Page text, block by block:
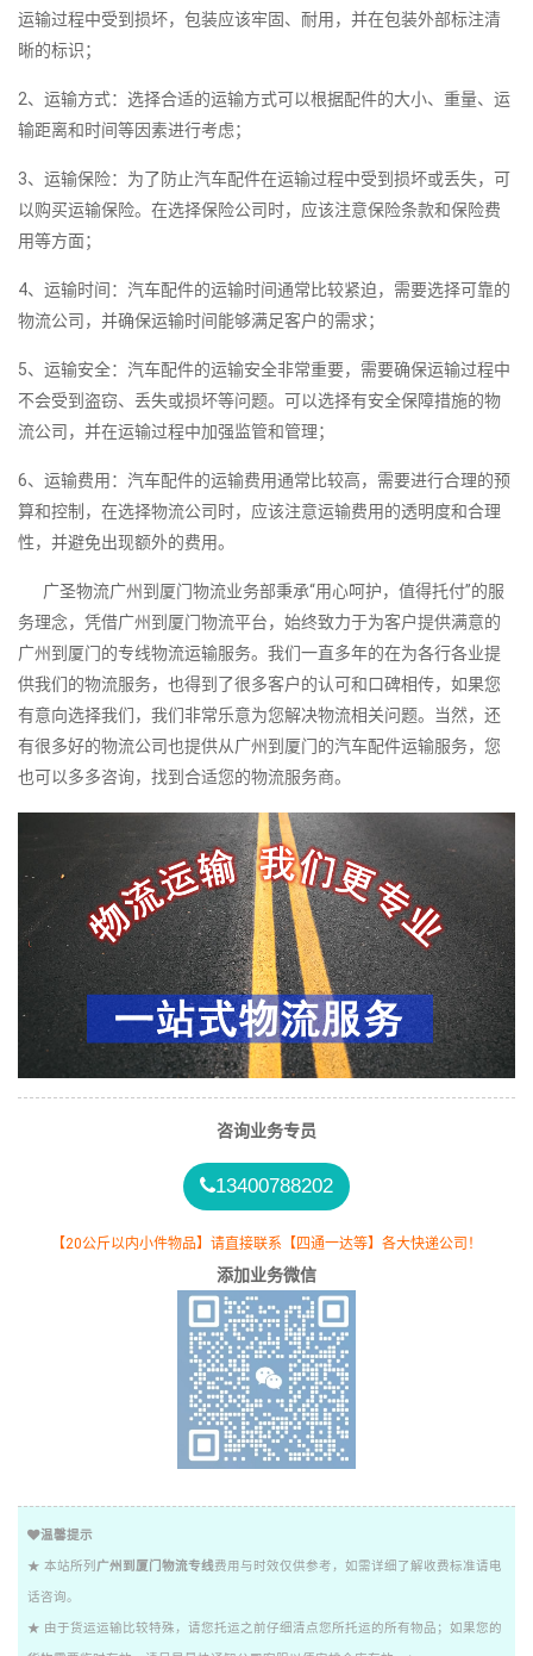
运输过程中受到损坏，包装应该牢固、耐用，并在包装外部标注清
晰的标识；
2、运输方式：选择合适的运输方式可以根据配件的大小、重量、运
输距离和时间等因素进行考虑；
3、运输保险：为了防止汽车配件在运输过程中受到损坏或丢失，可
以购买运输保险。在选择保险公司时，应该注意保险条款和保险费
用等方面；
4、运输时间：汽车配件的运输时间通常比较紧迫，需要选择可靠的
物流公司，并确保运输时间能够满足客户的需求；
5、运输安全：汽车配件的运输安全非常重要，需要确保运输过程中
不会受到盗窃、丢失或损坏等问题。可以选择有安全保障措施的物
流公司，并在运输过程中加强监管和管理；
6、运输费用：汽车配件的运输费用通常比较高，需要进行合理的预
算和控制，在选择物流公司时，应该注意运输费用的透明度和合理
性，并避免出现额外的费用。
广圣物流广州到厦门物流业务部秉承“用心呵护，值得托付”的服
务理念，凭借广州到厦门物流平台，始终致力于为客户提供满意的
广州到厦门的专线物流运输服务。我们一直多年的在为各行各业提
供我们的物流服务，也得到了很多客户的认可和口碑相传，如果您
有意向选择我们，我们非常乐意为您解决物流相关问题。当然，还
有很多好的物流公司也提供从广州到厦门的汽车配件运输服务，您
也可以多多咨询，找到合适您的物流服务商。
咨询业务专员
13400788202
【20公斤以内小件物品】请直接联系【四通一达等】各大快递公司！
添加业务微信
温馨提示
★ 本站所列 广州到厦门物流专线费用与时效仅供参考，如需详细了解收费标准请电
话咨询。
★ 由于货运运输比较特殊，请您托运之前仔细清点您所托运的所有物品；如果您的